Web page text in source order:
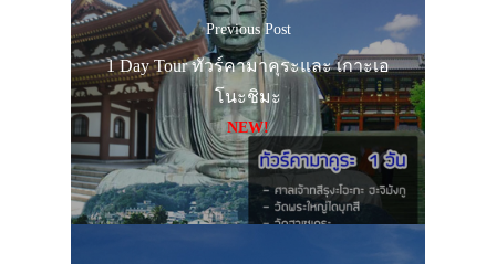
Previous Post
1 Day Tour ทัวร์คามาคุระและ เกาะเอ
โนะชิมะ
NEW!